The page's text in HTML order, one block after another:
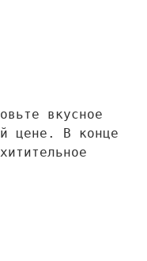
вкусное
цене. В конце